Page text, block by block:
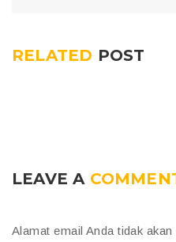
RELATED POST
LEAVE A
Alamat email Anda tidak akan